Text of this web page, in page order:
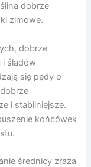
dobrze
zimowe.
dobrze
i śladów
się pędy o
i stabilniejsze.
końcówek
średnicy zraza